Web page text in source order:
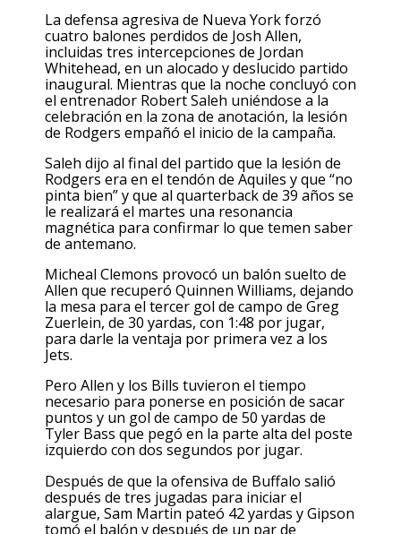
La defensa agresiva de Nueva York forzó
cuatro balones perdidos de Josh Allen,
incluidas tres intercepciones de Jordan
Whitehead, en un alocado y deslucido partido
inaugural. Mientras que la noche concluyó con
el entrenador Robert Saleh uniéndose a la
celebración en la zona de anotación, la lesión
de Rodgers empañó el inicio de la campaña.
Saleh dijo al final del partido que la lesión de
Rodgers era en el tendón de Aquiles y que “no
pinta bien” y que al quarterback de 39 años se
le realizará el martes una resonancia
magnética para confirmar lo que temen saber
de antemano.
Micheal Clemons provocó un balón suelto de
Allen que recuperó Quinnen Williams, dejando
la mesa para el tercer gol de campo de Greg
Zuerlein, de 30 yardas, con 1:48 por jugar,
para darle la ventaja por primera vez a los
Jets.
Pero Allen y los Bills tuvieron el tiempo
necesario para ponerse en posición de sacar
puntos y un gol de campo de 50 yardas de
Tyler Bass que pegó en la parte alta del poste
izquierdo con dos segundos por jugar.
Después de que la ofensiva de Buffalo salió
después de tres jugadas para iniciar el
alargue, Sam Martin pateó 42 yardas y Gipson
tomó el balón y después de un par de